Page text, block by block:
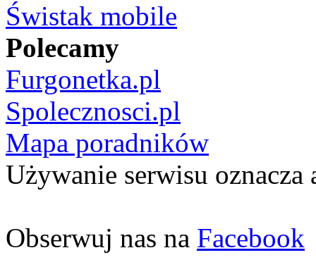
Świstak mobile
Polecamy
Furgonetka.pl
Spolecznosci.pl
Mapa poradników
Używanie serwisu oznacza
Obserwuj nas na Facebook